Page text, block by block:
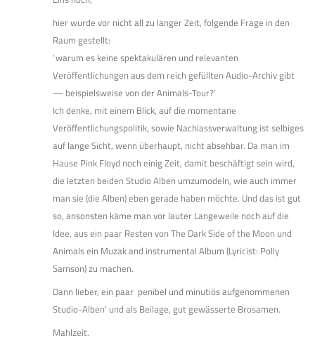
hier wurde vor nicht all zu langer Zeit, folgende Frage in den
Raum gestellt:
‘‚warum es keine spektakulären und relevanten
Veröffentlichungen aus dem reich gefüllten Audio-Archiv gibt
— beispielsweise von der Animals-Tour?’
Ich denke, mit einem Blick, auf die momentane
Veröffentlichungspolitik, sowie Nachlassverwaltung ist selbiges
auf lange Sicht, wenn überhaupt, nicht absehbar. Da man im
Hause Pink Floyd noch einig Zeit, damit beschäftigt sein wird,
die letzten beiden Studio Alben umzumodeln, wie auch immer
man sie (die Alben) eben gerade haben möchte. Und das ist gut
so, ansonsten käme man vor lauter Langeweile noch auf die
Idee, aus ein paar Resten von The Dark Side of the Moon und
Animals ein Muzak and instrumental Album (Lyricist: Polly
Samson) zu machen.
Dann lieber, ein paar ‚penibel und minutiös aufgenommenen
Studio-Alben’ und als Beilage, gut gewässerte Brosamen.
Mahlzeit.